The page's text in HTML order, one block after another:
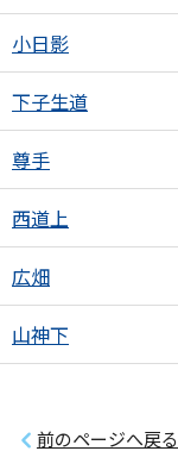
小日影
下子生道
尊手
西道上
広畑
山神下
前のページへ戻る